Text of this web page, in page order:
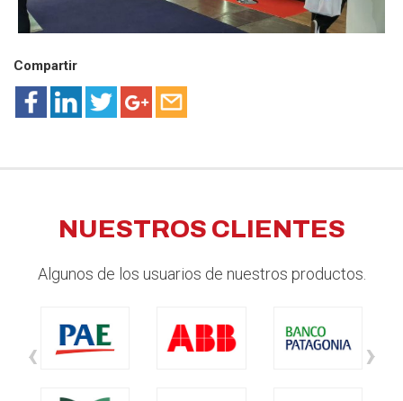
Compartir
NUESTROS CLIENTES
Algunos de los usuarios de nuestros productos.
‹ ›